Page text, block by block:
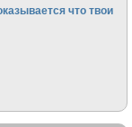
что твои